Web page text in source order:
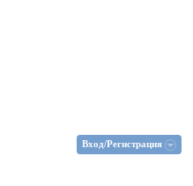
Вход/Регистрация